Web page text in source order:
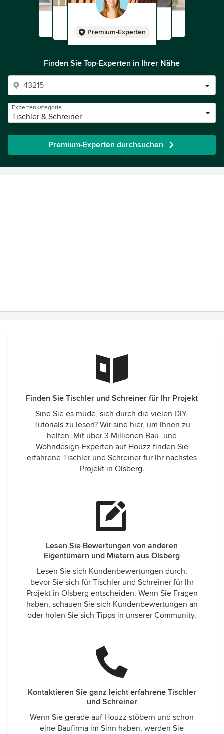
Premium-Experten
Finden Sie Top-Experten in Ihrer Nähe
Expertenkategorie
Tischler & Schreiner
Premium-Experten durchsuchen
Finden Sie Tischler und Schreiner für Ihr Projekt
Sind Sie es müde, sich durch die vielen DIY-
Tutorials zu lesen? Wir sind hier, um Ihnen zu
helfen. Mit über 3 Millionen Bau- und
Wohndesign-Experten auf Houzz finden Sie
erfahrene Tischler und Schreiner für Ihr nächstes
Projekt in Olsberg.
Lesen Sie Bewertungen von anderen
Eigentümern und Mietern aus Olsberg
Lesen Sie sich Kundenbewertungen durch,
bevor Sie sich für Tischler und Schreiner für Ihr
Projekt in Olsberg entscheiden. Wenn Sie Fragen
haben, schauen Sie sich Kundenbewertungen an
oder holen Sie sich Tipps in unserer Community.
Kontaktieren Sie ganz leicht erfahrene Tischler
und Schreiner
Wenn Sie gerade auf Houzz stöbern und schon
eine Baufirma im Sinn haben, werden Sie